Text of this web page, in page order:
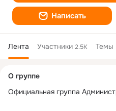
Написать
Лента Участники 2.5K Темы
колонка
О группе
Официальная группа